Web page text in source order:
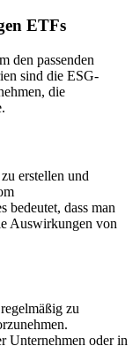
ETFs
den passenden
sind die ESG-
die
erstellen und
bedeutet, dass man
Auswirkungen von
zu
Unternehmen oder in